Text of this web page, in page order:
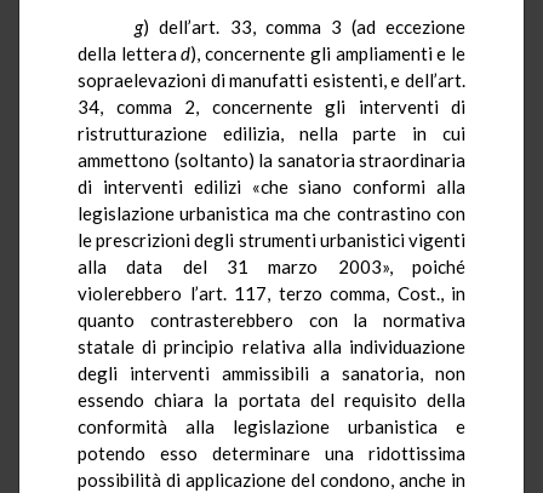
g) dell’art. 33, comma 3 (ad eccezione
della letterad), concernente gli ampliamenti e le
sopraelevazioni di manufatti esistenti, e dell’art.
34, comma 2, concernente gli interventi di
ristrutturazione edilizia, nella parte in cui
ammettono (soltanto) la sanatoria straordinaria
di interventi edilizi «che siano conformi alla
legislazione urbanistica ma che contrastino con
le prescrizioni degli strumenti urbanistici vigenti
alla data del 31 marzo 2003», poiché
violerebbero l’art. 117, terzo comma, Cost., in
quanto contrasterebbero con la normativa
statale di principio relativa alla individuazione
degli interventi ammissibili a sanatoria, non
essendo chiara la portata del requisito della
conformità alla legislazione urbanistica e
potendo esso determinare una ridottissima
possibilità di applicazione del condono, anche in